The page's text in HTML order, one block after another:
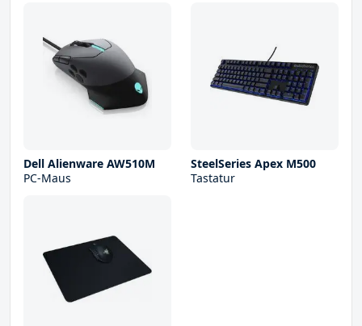
Dell Alienware AW510M
PC-Maus
SteelSeries Apex M500
Tastatur